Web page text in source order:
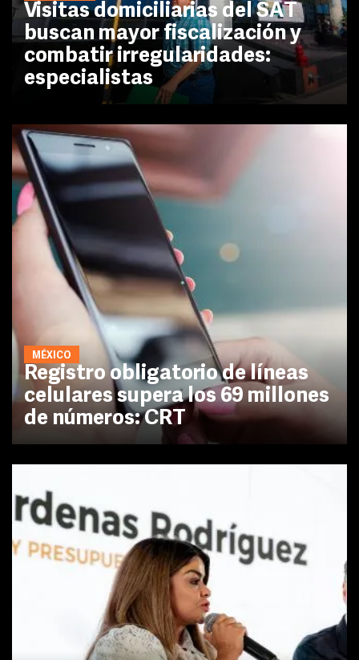
Visitas domiciliarias del SAT
buscan mayor fiscalización y
combatir irregularidades:
especialistas
MÉXICO
Registro obligatorio de líneas
celulares supera los 69 millones
de números: CRT